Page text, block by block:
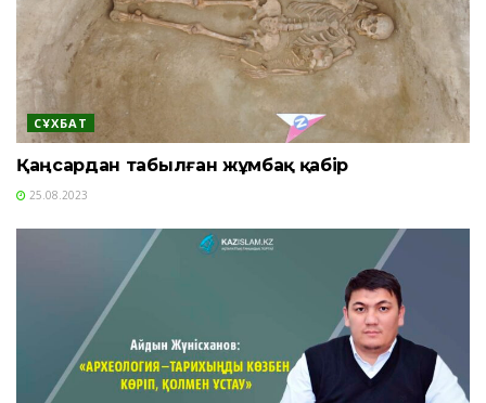
СҰХБАТ
Қаңсардан табылған жұмбақ қабір
25.08.2023